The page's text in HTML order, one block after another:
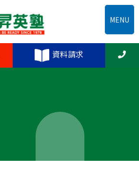
資料請求
MENU